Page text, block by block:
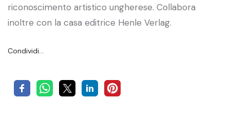
riconoscimento artistico ungherese. Collabora
inoltre con la casa editrice Henle Verlag.
Condividi…